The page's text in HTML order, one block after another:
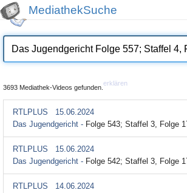
MediathekSuche
3693 Mediathek-Videos gefunden.
erklären
RTLPLUS
15.06.2024
Das Jugendgericht - Folge 543; Staffel 3, Folge
RTLPLUS
15.06.2024
Das Jugendgericht - Folge 542; Staffel 3, Folge
RTLPLUS
14.06.2024